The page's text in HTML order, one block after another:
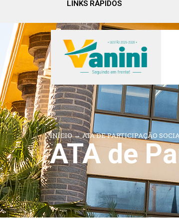
LINKS RÁPIDOS
INÍCIO→ATA DE PARTICIPAÇÃO
ATA de